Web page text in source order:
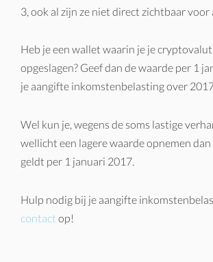
3, ook al zijn ze niet direct zichtbaar voor
Heb je een wallet waarin je je
opgeslagen? Geef dan de waarde per 1
je aangifte inkomstenbelasting over
Wel kun je, wegens de soms lastige
wellicht een lagere waarde opnemen
geldt per 1 januari 2017.
Hulp nodig bij je aangifte
contact op!